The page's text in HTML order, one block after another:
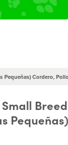
Pequeñas) Cordero,